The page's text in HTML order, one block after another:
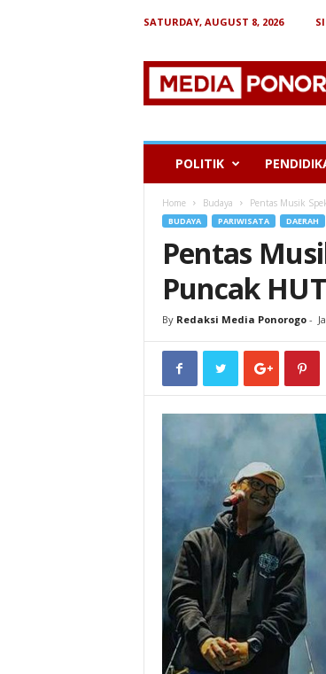
SATURDAY, AUGUST 8, 2026
e
POLITIK
Home Budaya Pentas Musik
BUDAYA PARIWISATA DAERAH
Pentas
Puncak
By Redaksi Media Ponorogo-